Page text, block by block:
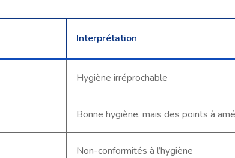
Interprétation
Hygiène irréprochable
Bonne hygiène, mais des points à
Non-conformités à l’hygiène